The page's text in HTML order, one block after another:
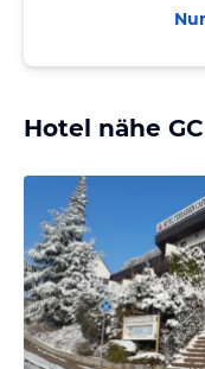
Hotel nähe